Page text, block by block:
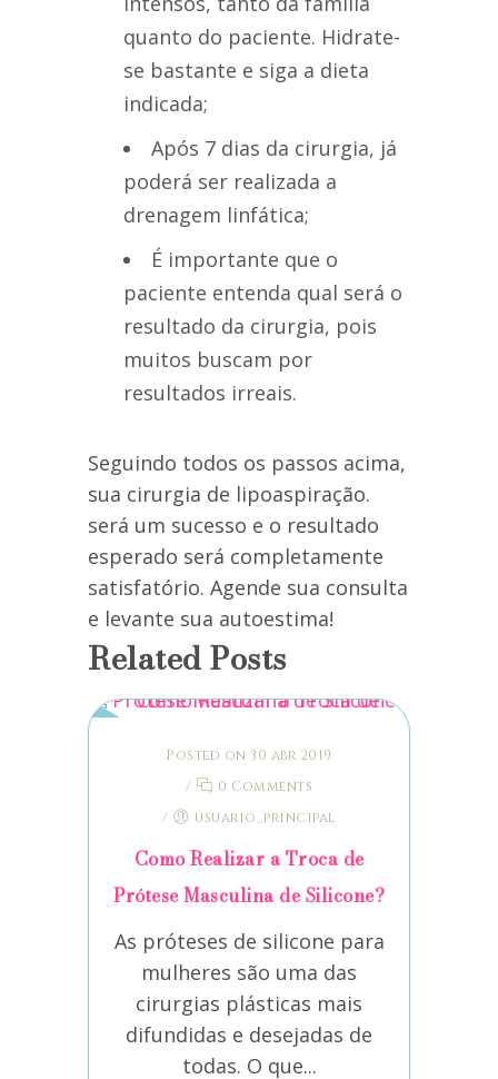
quanto do paciente. Hidrate-
se bastante e siga a dieta
indicada;
Após 7 dias da cirurgia, já
poderá ser realizada a
drenagem linfática;
É importante que o
paciente entenda qual será o
resultado da cirurgia, pois
muitos buscam por
resultados irreais.
Seguindo todos os passos acima,
sua cirurgia de lipoaspiração.
será um sucesso e o resultado
esperado será completamente
satisfatório. Agende sua consulta
e levante sua autoestima!
Related Posts
Posted on 30 abr 2019
/
0 Comments
/
usuario_principal
Como Realizar a Troca de
Prótese Masculina de Silicone?
As próteses de silicone para
mulheres são uma das
cirurgias plásticas mais
difundidas e desejadas de
todas. O que...